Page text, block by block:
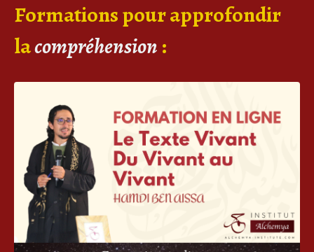
Formations pour approfondir
lacompréhension :